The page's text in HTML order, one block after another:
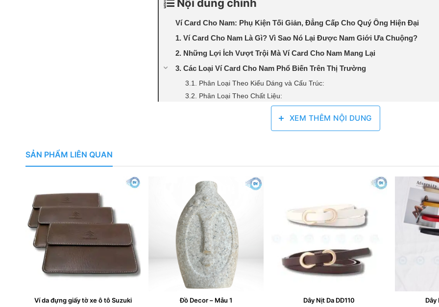
Nội dung chính
Ví Card Cho Nam: Phụ Kiện Tối Giản, Đẳng Cấp Cho Quý Ông Hiện Đại
1. Ví Card Cho Nam Là Gì? Vì Sao Nó Lại Được Nam Giới Ưa Chuộng?
2. Những Lợi Ích Vượt Trội Mà Ví Card Cho Nam Mang Lại
3. Các Loại Ví Card Cho Nam Phổ Biến Trên Thị Trường
3.1. Phân Loại Theo Kiểu Dáng và Cấu Trúc:
3.2. Phân Loại Theo Chất Liệu:
4. Hướng Dẫn Chi Tiết Cách Chọn Mua Ví Card Cho Nam Phù Hợp
5. Mua Ví Card Cho Nam Ở Đâu Để Đảm Bảo Chất Lượng?
VÍ CARD CHO NAM: PHỤ KIỆN TỐI GIẢN, ĐẲNG CẤP CHO QUÝ ÔNG HIỆN ĐẠI
Trong kỷ nguyên số, khi các giao dịch không tiền mặt trở thành xu hướng chủ đạo, nhu cầu mang theo một chiếc
đó, sự tiện lợi và gọn nhẹ của các loại thẻ (card) đã lên ngôi. Đây chính là lúcví card cho namtrở thành một phụ
giản và hiện đại của phái mạnh.
Ví card cho nam
là một dạng ví nhỏ gọn, được thiết kế chuyên biệt để cất giữ các loại thẻ ngân hàng, thẻ tín
lượng nhỏ tiền mặt. Nó không chỉ đáp ứng nhu cầu thực tế mà còn là biểu tượng của sự tinh tế, ngăn nắp và đẳng
Bài viết này sẽ đưa bạn đi sâu vào thế giới của ví card cho nam: từ những công dụng nổi bật, các loại ví phổ biến
đến cách sử dụng và bảo quản để chiếc ví luôn bền đẹp theo thời gian.
XEM THÊM NỘI DUNG
SẢN PHẨM LIÊN QUAN
Ví da đựng giấy tờ xe ô tô Suzuki Đồ Decor – Mẫu 1 Dây Nịt Da DD110 Dây